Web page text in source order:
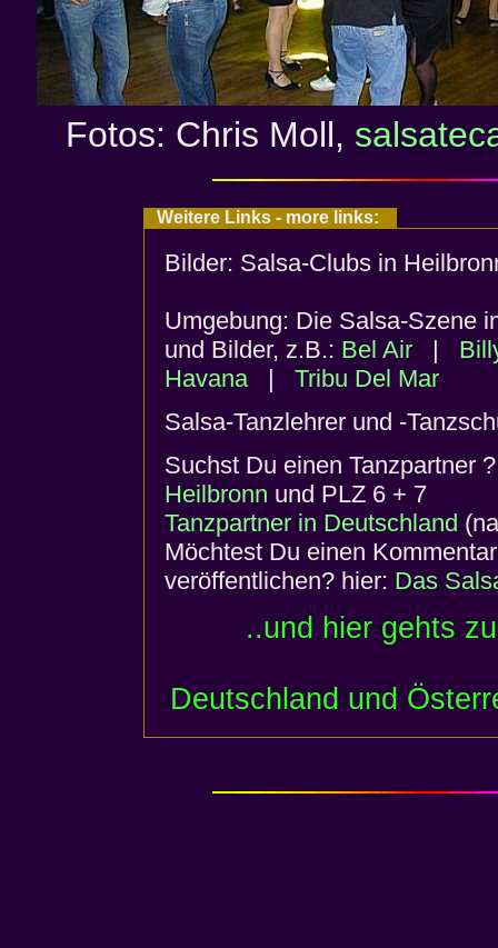
Fotos: Chris Moll,
Weitere Links - more links:
Bilder: Salsa-Clubs in
Umgebung: Die Salsa-Szene
und Bilder, z.B.: Bel Air |
Havana| Tribu Del Mar
Salsa-Tanzlehrer und -
Suchst Du einen
Heilbronn und PLZ 6 + 7
Tanzpartner in Deutschland
Möchtest Du einen
veröffentlichen? hier: Das
..und hier gehts
Deutschland und